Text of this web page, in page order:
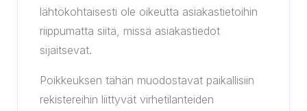
lähtökohtaisesti ole oikeutta asiakastietoihin
riippumatta siitä, missä asiakastiedot
sijaitsevat.
Poikkeuksen tähän muodostavat paikallisiin
rekistereihin liittyvät virhetilanteiden